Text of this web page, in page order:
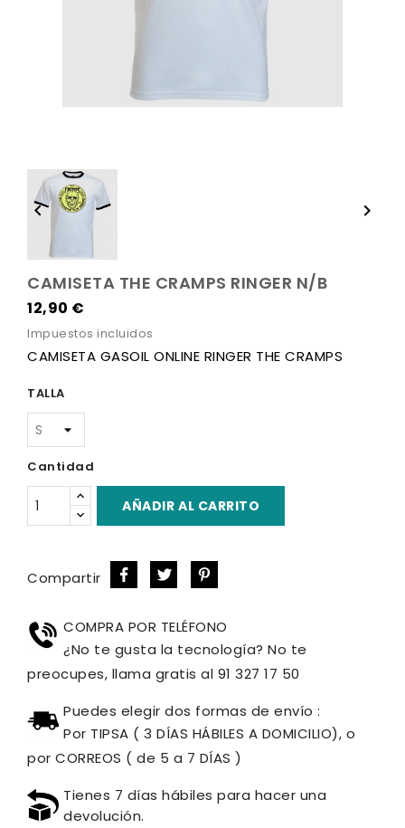
 
CAMISETA THE CRAMPS RINGER N/B
12,90 €
Impuestos incluidos
CAMISETA GASOIL ONLINE RINGER THE CRAMPS
TALLA
Cantidad
AÑADIR AL CARRITO
Compartir
COMPRA POR TELÉFONO
¿No te gusta la tecnología? No te
preocupes, llama gratis al 91 327 17 50
Puedes elegir dos formas de envío :
Por TIPSA ( 3 DÍAS HÁBILES A DOMICILIO), o
por CORREOS ( de 5 a 7 DÍAS )
Tienes 7 días hábiles para hacer una
devolución.